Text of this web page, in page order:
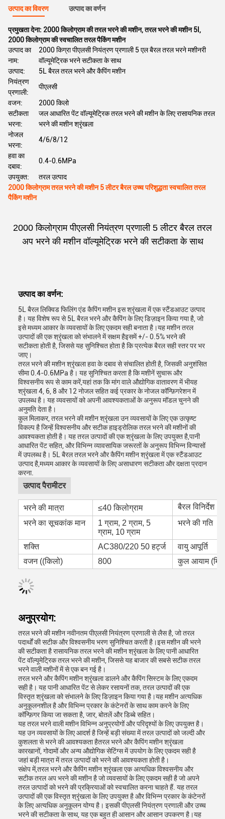
उत्पाद का विवरण उत्पाद का वर्णन
प्रमुखता देना: 2000 किलोग्राम की तरल भरने की मशीन,तरल भरने की मशीन 5l ,
2000 किलोग्राम की स्वचालित तरल पैकिंग मशीन
उत्पाद का
नाम:
2000 किग्रा पीएलसी नियंत्रण प्रणाली 5 एल बैरल तरल भरने मशीनरी
वॉल्यूमेट्रिक भरने सटीकता के साथ
उत्पाद:
5L बैरल तरल भरने और कैपिंग मशीन
नियंत्रण
प्रणाली:
पीएलसी
वजन:
2000 किलो
सटीकता
भरना:
जल आधारित पेंट वॉल्यूमेट्रिक तरल भरने की मशीन के लिए रासायनिक तरल
भरने की मशीन श्रृंखला
नोजल
भरना:
4/6/8/12
हवा का
दबाव:
0.4-0.6MPa
उपयुक्त:
तरल उत्पाद
2000 किलोग्राम तरल भरने की मशीन 5 लीटर बैरल उच्च परिशुद्धता स्वचालित तरल
पैकिंग मशीन
2000 किलोग्राम पीएलसी नियंत्रण प्रणाली 5 लीटर बैरल तरल
अप भरने की मशीन वॉल्यूमेट्रिक भरने की सटीकता के साथ
उत्पाद का वर्णन:
5L बैरल लिक्विड फिलिंग एंड कैपिंग मशीन इस श्रृंखला में एक स्टैंडआउट उत्पाद
है। यह विशेष रूप से 5L बैरल भरने और कैपिंग के लिए डिज़ाइन किया गया है, जो
इसे मध्यम आकार के व्यवसायों के लिए एकदम सही बनाता है।यह मशीन तरल
उत्पादों की एक श्रृंखला को संभालने में सक्षम हैइसमें +/- 0.5% भरने की
सटीकता होती है, जिससे यह सुनिश्चित होता है कि प्रत्येक बैरल सही स्तर पर भर
जाए।
तरल भरने की मशीन श्रृंखला हवा के दबाव से संचालित होती है, जिसकी अनुशंसित
सीमा 0.4-0.6MPa है। यह सुनिश्चित करता है कि मशीनें सुचारू और
विश्वसनीय रूप से काम करें,यहां तक कि मांग वाले औद्योगिक वातावरण में भीयह
श्रृंखला 4, 6, 8 और 12 नोजल सहित कई प्रकार के नोजल कॉन्फ़िगरेशन में
उपलब्ध है। यह व्यवसायों को अपनी आवश्यकताओं के अनुरूप मॉडल चुनने की
अनुमति देता है।
कुल मिलाकर, तरल भरने की मशीन श्रृंखला उन व्यवसायों के लिए एक उत्कृष्ट
विकल्प है जिन्हें विश्वसनीय और सटीक हाइड्रोलिक तरल भरने की मशीनों की
आवश्यकता होती है। यह तरल उत्पादों की एक श्रृंखला के लिए उपयुक्त है,पानी
आधारित पेंट सहित, और विभिन्न व्यावसायिक जरूरतों के अनुरूप विभिन्न विन्यासों
में उपलब्ध है। 5L बैरल तरल भरने और कैपिंग मशीन श्रृंखला में एक स्टैंडआउट
उत्पाद है,मध्यम आकार के व्यवसायों के लिए असाधारण सटीकता और दक्षता प्रदान
करना.
उत्पाद पैरामीटर
भरने की मात्रा ≤40 किलोग्राम
बैरल विनिर्देश
भरने का सूचकांक मान
1 ग्राम, 2 ग्राम, 5
ग्राम, 10 ग्राम
भरने की गति
शक्ति AC380/220 50 हर्ट्ज
वायु आपूर्ति
वजन ((किलो)
800 कुल आयाम
अनुप्रयोग:
तरल भरने की मशीन नवीनतम पीएलसी नियंत्रण प्रणाली से लैस है, जो तरल
पदार्थों की सटीक और विश्वसनीय भरण सुनिश्चित करती है।इस मशीन की भरने
की सटीकता है रासायनिक तरल भरने की मशीन श्रृंखला के लिए पानी आधारित
पेंट वॉल्यूमेट्रिक तरल भरने की मशीन, जिससे यह बाजार की सबसे सटीक तरल
भरने वाली मशीनों में से एक बन गई है।
तरल भरने और कैपिंग मशीन श्रृंखला डालने और कैपिंग सिस्टम के लिए एकदम
सही है। यह पानी आधारित पेंट से लेकर रसायनों तक, तरल उत्पादों की एक
विस्तृत श्रृंखला को संभालने के लिए डिज़ाइन किया गया है।यह मशीन अत्यधिक
अनुकूलनशील है और विभिन्न प्रकार के कंटेनरों के साथ काम करने के लिए
कॉन्फ़िगर किया जा सकता है, जार, बोतलें और डिब्बे सहित।
यह तरल भरने वाली मशीन विभिन्न अनुप्रयोगों और परिदृश्यों के लिए उपयुक्त है।
यह उन व्यवसायों के लिए आदर्श है जिन्हें बड़ी संख्या में तरल उत्पादों को जल्दी और
कुशलता से भरने की आवश्यकता हैतरल भरने और कैपिंग मशीन श्रृंखला
कारखानों, गोदामों और अन्य औद्योगिक सेटिंग्स में उपयोग के लिए एकदम सही है
जहां बड़ी मात्रा में तरल उत्पादों को भरने की आवश्यकता होती है।
संक्षेप में,तरल भरने और कैपिंग मशीन श्रृंखला एक अत्यधिक विश्वसनीय और
सटीक तरल अप भरने की मशीन है जो व्यवसायों के लिए एकदम सही है जो अपने
तरल उत्पादों को भरने की प्रक्रियाओं को स्वचालित करना चाहते हैं. यह तरल
उत्पादों की एक विस्तृत श्रृंखला के लिए उपयुक्त है और विभिन्न प्रकार के कंटेनरों
के लिए अत्यधिक अनुकूलन योग्य है। इसकी पीएलसी नियंत्रण प्रणाली और उच्च
भरने की सटीकता के साथ, यह एक बहुत ही आसान और आसान उपकरण है।यह